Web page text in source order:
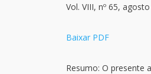
Vol. VIII, nº 65,
Baixar PDF
Resumo: O presente